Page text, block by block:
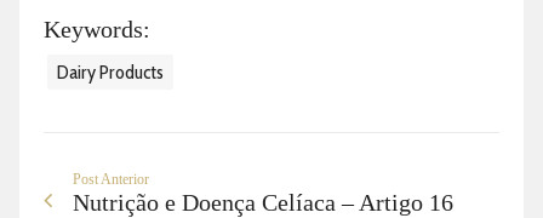
Keywords:
Dairy Products
Post Anterior
Nutrição e Doença Celíaca – Artigo 16